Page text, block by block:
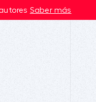
Saber más